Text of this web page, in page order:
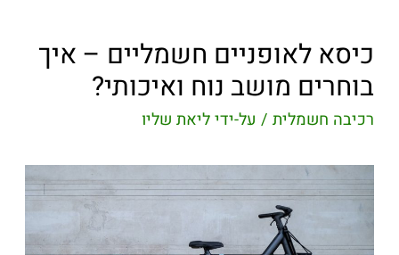
כיסא לאופניים חשמליים – איך
בוחרים מושב נוח ואיכותי?
רכיבה חשמלית / על-ידיליאת שליו